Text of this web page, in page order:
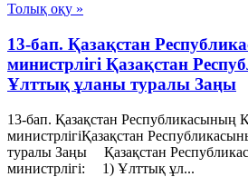
Толық оқу »
13-бап. Қазақстан
министрлігі Қазақстан
Ұлттық ұланы туралы Заңы
13-бап. Қазақстан Республикасының
министрлігіҚазақстан
туралы Заңы Қазақстан
министрлігі: 1) Ұлттық ұл...